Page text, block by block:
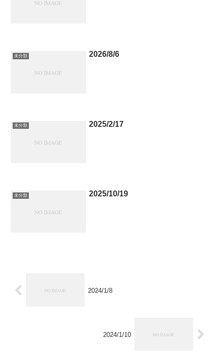
未分類 2026/8/6
未分類 2025/2/17
未分類 2025/10/19
2024/1/8
2024/1/10